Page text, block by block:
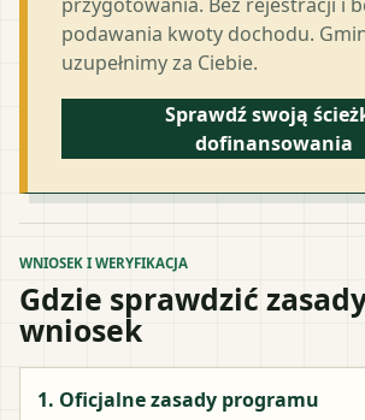
podawania kwoty dochodu.
uzupełnimy za Ciebie.
Sprawdź swoją
dofinansowania
WNIOSEK I WERYFIKACJA
Gdzie sprawdzić
wniosek
1. Oficjalne zasady programu